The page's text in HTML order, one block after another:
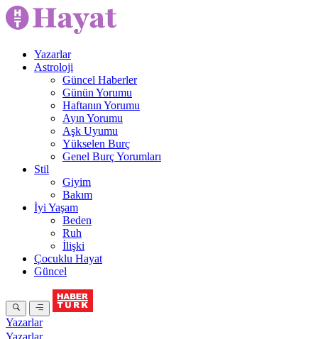
Yazarlar
Astroloji
Güncel Haberler
Günün Yorumu
Haftanın Yorumu
Ayın Yorumu
Aşk Uyumu
Yükselen Burç
Genel Burç Yorumları
Stil
Giyim
Bakım
İyi Yaşam
Beden
Ruh
İlişki
Çocuklu Hayat
Güncel
Yazarlar
Yazarlar